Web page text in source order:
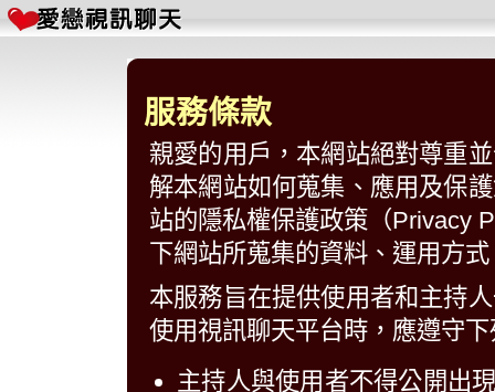
服務條款
親愛的用戶，本網站絕對尊重
解本網站如何蒐集、應用及保
站的隱私權保護政策（Privacy
下網站所蒐集的資料、運用方
本服務旨在提供使用者和主持
使用視訊聊天平台時，應遵守
主持人與使用者不得公開出